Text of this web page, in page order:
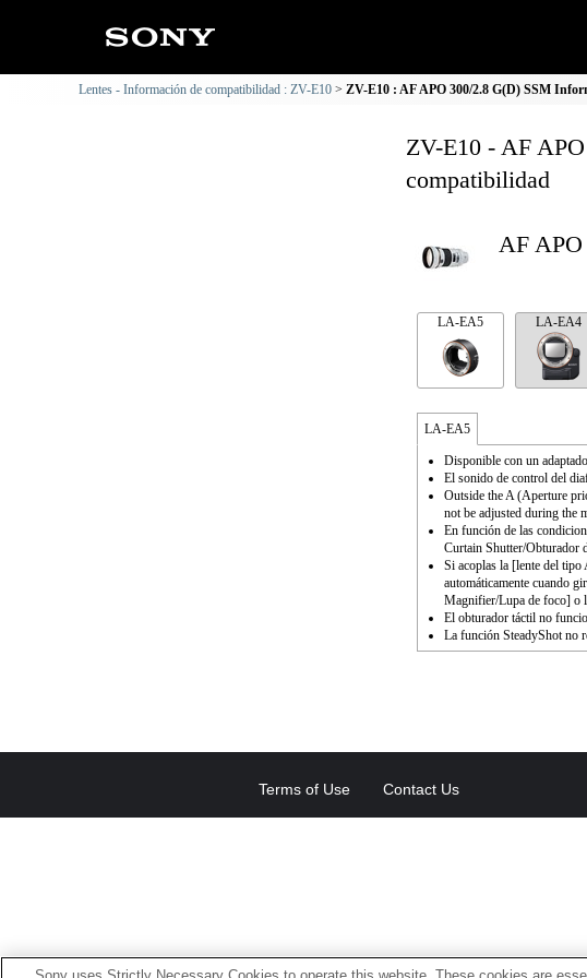
Lentes - Información de compatibilidad : ZV-E10 ZV-E10 : AF APO 300/2.8 G(D) SSM
ZV-E10 - AF
compatibilidad
AF
LA-EA5 LA-EA4
LA-EA5
Disponible con un
El sonido de control del
Outside the A (Aperture
not be adjusted during the
En función de las
Curtain Shutter/
Si acoplas la [lente del
automáticamente cuando
Magnifier/Lupa de foco] o
El obturador táctil no
La función SteadyShot no
Terms of Use Contact Us